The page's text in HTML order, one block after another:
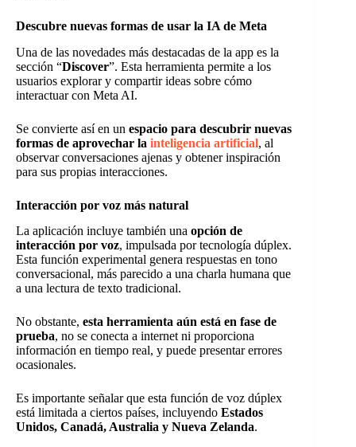
Descubre nuevas formas de usar la IA de Meta
Una de las novedades más destacadas de la app es la
sección “Discover”. Esta herramienta permite a los
usuarios explorar y compartir ideas sobre cómo
interactuar con Meta AI.
Se convierte así en un espacio para descubrir nuevas
formas de aprovechar la inteligencia artificial, al
observar conversaciones ajenas y obtener inspiración
para sus propias interacciones.
Interacción por voz más natural
La aplicación incluye también una opción de
interacción por voz, impulsada por tecnología dúplex.
Esta función experimental genera respuestas en tono
conversacional, más parecido a una charla humana que
a una lectura de texto tradicional.
No obstante, esta herramienta aún está en fase de
prueba, no se conecta a internet ni proporciona
información en tiempo real, y puede presentar errores
ocasionales.
Es importante señalar que esta función de voz dúplex
está limitada a ciertos países, incluyendo Estados
Unidos, Canadá, Australia y Nueva Zelanda.